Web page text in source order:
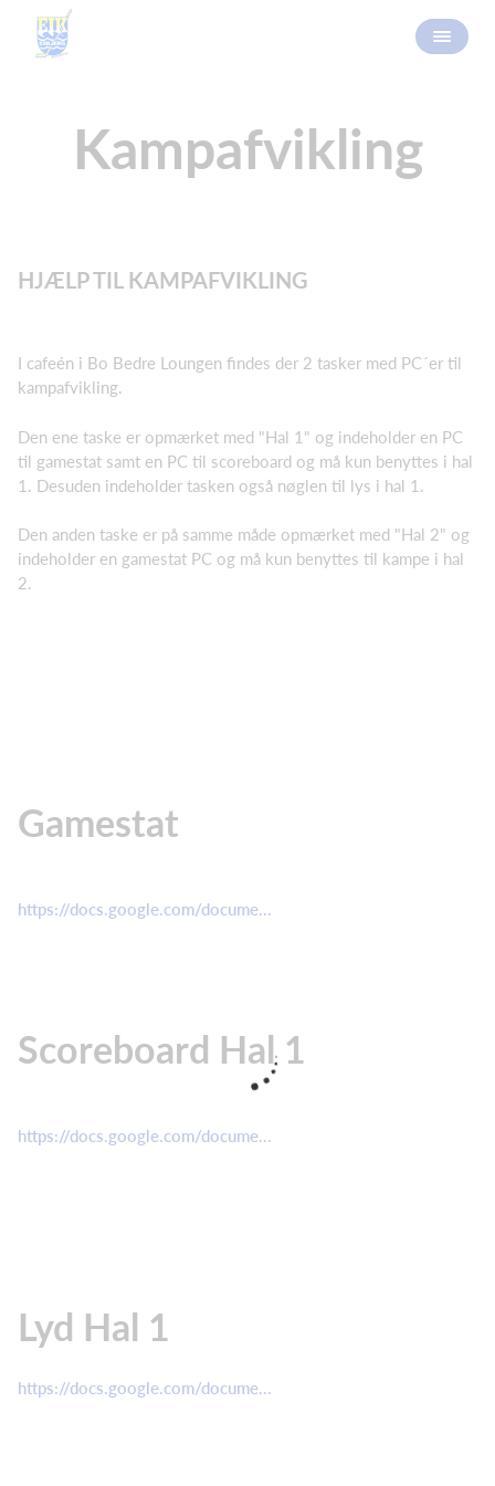
Kampafvikling
HJÆLP TIL KAMPAFVIKLING
I cafeén i Bo Bedre Loungen findes der 2 tasker med PC´er til
kampafvikling.
Den ene taske er opmærket med "Hal 1" og indeholder en PC
til gamestat samt en PC til scoreboard og må kun benyttes i hal
1. Desuden indeholder tasken også nøglen til lys i hal 1.
Den anden taske er på samme måde opmærket med "Hal 2" og
indeholder en gamestat PC og må kun benyttes til kampe i hal
2.
Gamestat
https://docs.google.com/docume...
Scoreboard Hal 1
https://docs.google.com/docume...
Lyd Hal 1
https://docs.google.com/docume...